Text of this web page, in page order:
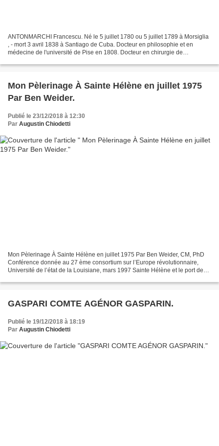
ANTONMARCHI Francescu. Né le 5 juillet 1780 ou 5 juillet 1789 à Morsiglia
, - mort 3 avril 1838 à Santiago de Cuba. Docteur en philosophie et en
médecine de l'université de Pise en 1808. Docteur en chirurgie de
Mon Pèlerinage À Sainte Hélène en juillet 1975
Par Ben Weider.
Publié le 23/12/2018 à 12:30
Par Augustin Chiodetti
Mon Pèlerinage À Sainte Hélène en juillet 1975 Par Ben Weider, CM, PhD
Conférence donnée au 27 ème consortium sur l’Europe révolutionnaire,
Université de l’état de la Louisiane, mars 1997 Sainte Hélène et le port de
GASPARI COMTE AGÉNOR GASPARIN.
Publié le 19/12/2018 à 18:19
Par Augustin Chiodetti